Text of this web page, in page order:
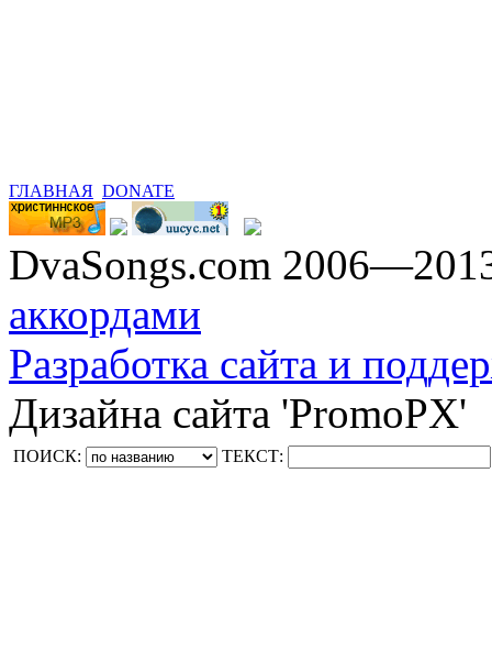
ГЛАВНАЯ DONATE
DvaSongs.com
аккордами
Разработка сайта и
Дизайна сайта 'PromoPX'
ПОИСК: ТЕКСТ: